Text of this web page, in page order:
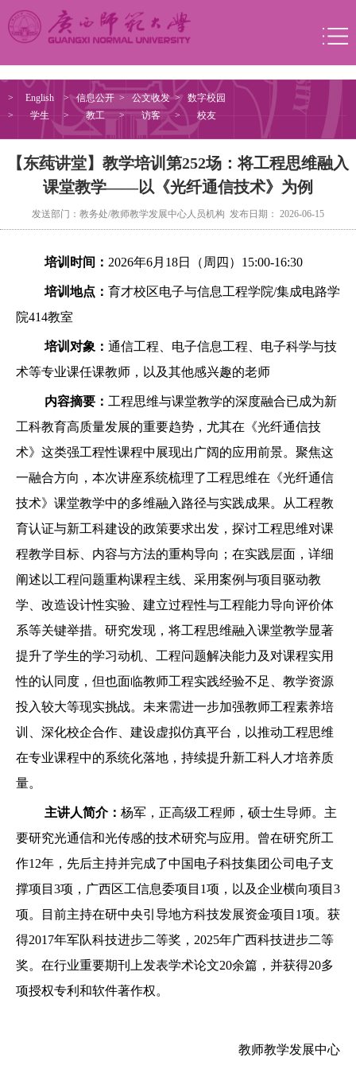
> English > 信息公开 > 公文收发 > 数字校园
>
学生 > 教工 > 访客 > 校友
【东莼讲堂】教学培训第252场：将工程思维融入
课堂教学——以《光纤通信技术》为例
发送部门：教务处/教师教学发展中心人员机构 发布日期： 2026-06-15
培训时间： 2026年6月18日（周四）15:00-16:30
培训地点： 育才校区电子与信息工程学院/集成电路学
院414教室
培训对象： 通信工程、电子信息工程、电子科学与技
术等专业课任课教师，以及其他感兴趣的老师
内容摘要： 工程思维与课堂教学的深度融合已成为新
工科教育高质量发展的重要趋势，尤其在《光纤通信技
术》这类强工程性课程中展现出广阔的应用前景。聚焦这
一融合方向，本次讲座系统梳理了工程思维在《光纤通信
技术》课堂教学中的多维融入路径与实践成果。从工程教
育认证与新工科建设的政策要求出发，探讨工程思维对课
程教学目标、内容与方法的重构导向；在实践层面，详细
阐述以工程问题重构课程主线、采用案例与项目驱动教
学、改造设计性实验、建立过程性与工程能力导向评价体
系等关键举措。研究发现，将工程思维融入课堂教学显著
提升了学生的学习动机、工程问题解决能力及对课程实用
性的认同度，但也面临教师工程实践经验不足、教学资源
投入较大等现实挑战。未来需进一步加强教师工程素养培
训、深化校企合作、建设虚拟仿真平台，以推动工程思维
在专业课程中的系统化落地，持续提升新工科人才培养质
量。
主讲人简介： 杨军，正高级工程师，硕士生导师。主
要研究光通信和光传感的技术研究与应用。曾在研究所工
作12年，先后主持并完成了中国电子科技集团公司电子支
撑项目3项，广西区工信息委项目1项，以及企业横向项目3
项。目前主持在研中央引导地方科技发展资金项目1项。获
得2017年军队科技进步二等奖，2025年广西科技进步二等
奖。在行业重要期刊上发表学术论文20余篇，并获得20多
项授权专利和软件著作权。
教师教学发展中心